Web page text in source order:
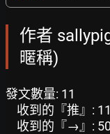
作者
暱稱)
發文數量: 11
收到的『推』:
收到的『→』: